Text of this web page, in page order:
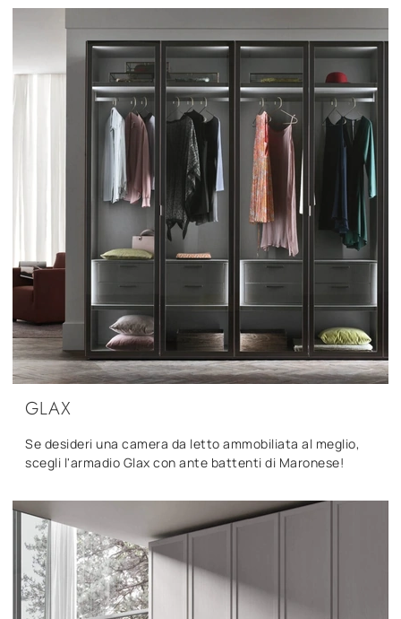
GLAX
Se desideri una camera da letto ammobiliata al meglio,
scegli l'armadio Glax con ante battenti di Maronese!